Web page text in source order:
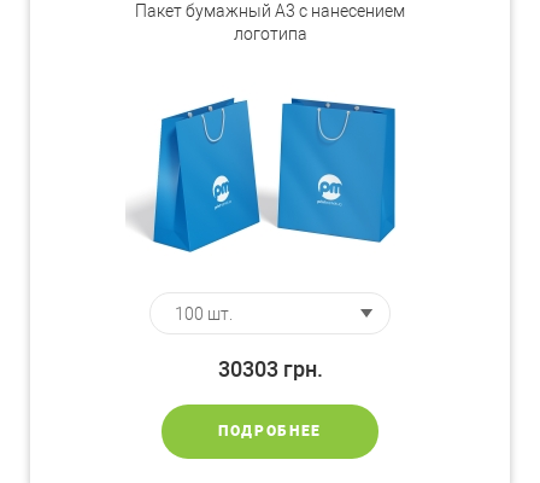
Пакет бумажный А3 с нанесением
логотипа
30303 грн.
ПОДРОБНЕЕ